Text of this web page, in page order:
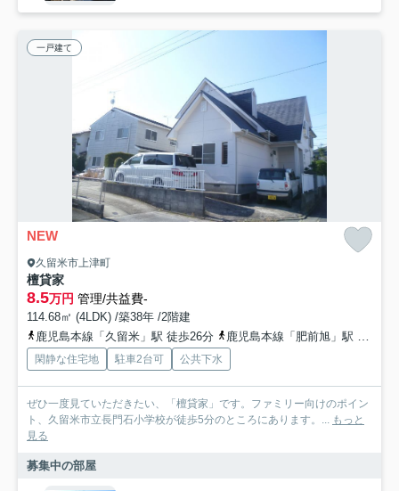
一戸建て
NEW
久留米市上津町
檀貸家
8.5万円 管理/共益費-
114.68㎡ (4LDK) /築38年 /2階建
鹿児島本線「久留米」駅 徒歩26分
鹿児島本線「肥前旭」駅 徒歩43分
閑静な住宅地 駐車2台可 公共下水
ぜひ一度見ていただきたい、「檀貸家」です。ファミリー向けのポイン
ト、久留米市立長門石小学校が徒歩5分のところにあります。... もっと
見る
募集中の部屋